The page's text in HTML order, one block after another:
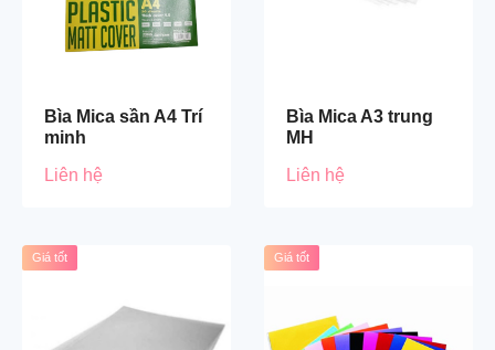
Bìa Mica sần A4 Trí
minh
Liên hệ
Bìa Mica A3 trung
MH
Liên hệ
Giá tốt Giá tốt